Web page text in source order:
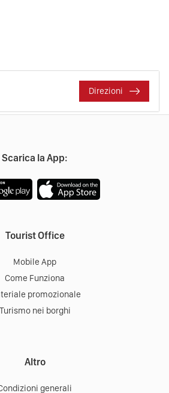
Direzioni
Scarica la App:
Tourist Office
Mobile App
Come Funziona
promozionale
Turismo nei borghi
Altro
generali